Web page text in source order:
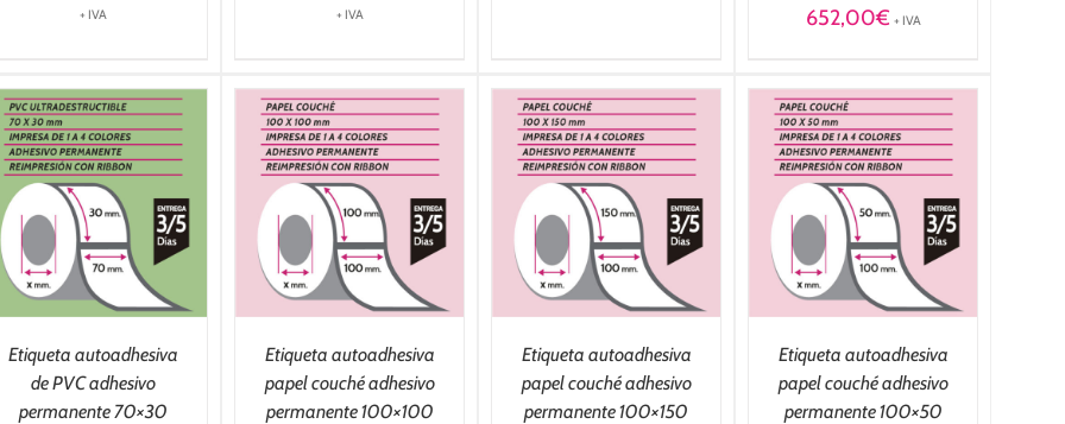
hasta
473,00€
+ IVA
hasta
356,00€
+ IVA
568,00€
652,00€Rango
339,00€
hasta
652,00€
+ IVA
Etiqueta autoadhesiva
de PVC adhesivo
permanente 70×30
SELECCIONAR
OPCIONES
/
DETALLES
Etiqueta autoadhesiva
papel couché adhesivo
permanente 100×100
SELECCIONAR
OPCIONES
/
DETALLES
Etiqueta autoadhesiva
papel couché adhesivo
permanente 100×150
SELECCIONAR
OPCIONES
/
DETALLES
Etiqueta autoadhesiva
papel couché adhesivo
permanente 100×50